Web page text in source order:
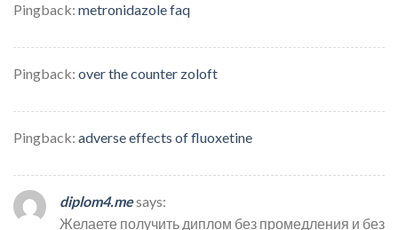
Pingback: metronidazole faq
Pingback: over the counter zoloft
Pingback: adverse effects of fluoxetine
diplom4.mesays:
Желаете получить диплом без промедления и без